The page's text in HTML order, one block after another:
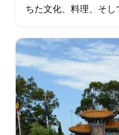
ちた文化、料理、そ
ールドは…